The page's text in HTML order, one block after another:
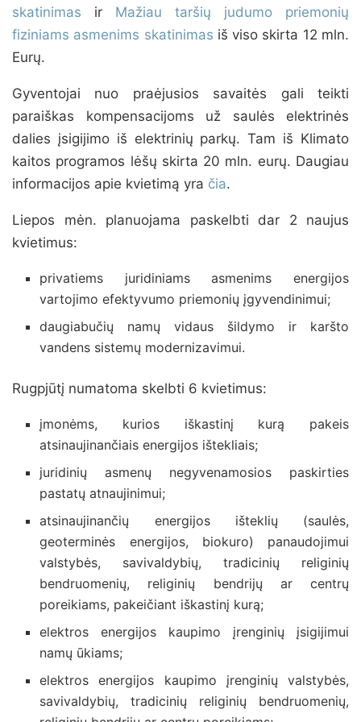
skatinimas ir Mažiau taršių judumo priemonių
fiziniams asmenims skatinimas iš viso skirta 12 mln.
Eurų.
Gyventojai nuo praėjusios savaitės gali teikti
paraiškas kompensacijoms už saulės elektrinės
dalies įsigijimo iš elektrinių parkų. Tam iš Klimato
kaitos programos lėšų skirta 20 mln. eurų. Daugiau
informacijos apie kvietimą yra čia.
Liepos mėn. planuojama paskelbti dar 2 naujus
kvietimus:
privatiems juridiniams asmenims energijos
vartojimo efektyvumo priemonių įgyvendinimui;
daugiabučių namų vidaus šildymo ir karšto
vandens sistemų modernizavimui.
Rugpjūtį numatoma skelbti 6 kvietimus:
įmonėms, kurios iškastinį kurą pakeis
atsinaujinančiais energijos ištekliais;
juridinių asmenų negyvenamosios paskirties
pastatų atnaujinimui;
atsinaujinančių energijos išteklių (saulės,
geoterminės energijos, biokuro) panaudojimui
valstybės, savivaldybių, tradicinių religinių
bendruomenių, religinių bendrijų ar centrų
poreikiams, pakeičiant iškastinį kurą;
elektros energijos kaupimo įrenginių įsigijimui
namų ūkiams;
elektros energijos kaupimo įrenginių valstybės,
savivaldybių, tradicinių religinių bendruomenių,